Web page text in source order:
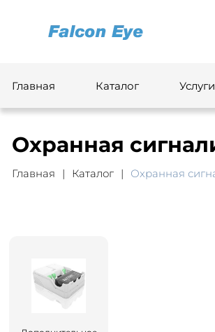
Главная Каталог Услуги
Охранная
Главная Каталог Охранная